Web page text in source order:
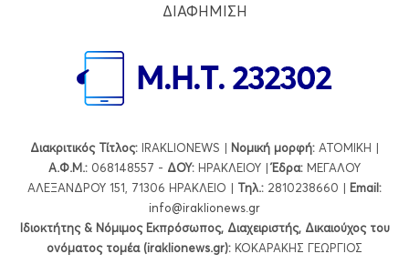
ΔΙΑΦΗΜΙΣΗ
Διακριτικός Τίτλος: IRAKLIONEWS | Νομική μορφή: ΑΤΟΜΙΚΗ |
Α.Φ.Μ.: 068148557 - ΔΟΥ: ΗΡΑΚΛΕΙΟΥ |Έδρα: ΜΕΓΑΛΟΥ
ΑΛΕΞΑΝΔΡΟΥ 151, 71306 ΗΡΑΚΛΕΙΟ | Τηλ.: 2810238660 | Εmail:
info@iraklionews.gr
Ιδιοκτήτης & Νόμιμος Εκπρόσωπος, Διαχειριστής, Δικαιούχος του
ονόματος τομέα (iraklionews.gr): ΚΟΚΑΡΑΚΗΣ ΓΕΩΡΓΙΟΣ